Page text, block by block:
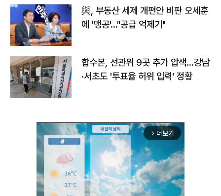
與, 부동산 세제 개편안 비판 오세훈
에 '맹공'…"공급 억제기"
합수본, 선관위 9곳 추가 압색…강남
·서초도 '투표율 허위 입력' 정황
arrow_forward_ios 더보기